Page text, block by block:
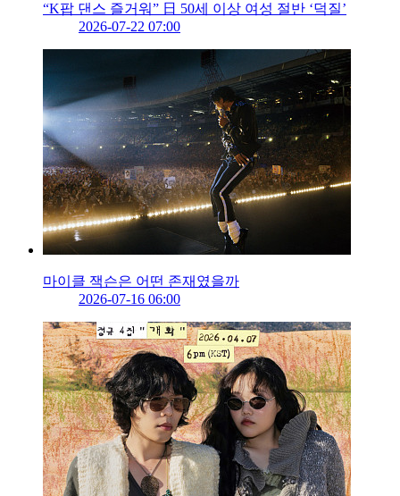
“K팝 댄스 즐거워” 日 50세 이상 여성 절반 ‘덕질’
2026-07-22 07:00
마이클 잭슨은 어떤 존재였을까
2026-07-16 06:00